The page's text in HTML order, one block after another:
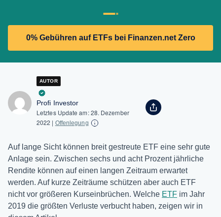
0% Gebühren auf ETFs bei Finanzen.net Zero
AUTOR
Profi Investor
Letztes Update am:28. Dezember
2022 | Offenlegung
Auf lange Sicht können breit gestreute ETF eine sehr gute
Anlage sein. Zwischen sechs und acht Prozent jährliche
Rendite können auf einen langen Zeitraum erwartet
werden. Auf kurze Zeiträume schützen aber auch ETF
nicht vor größeren Kurseinbrüchen. Welche ETF im Jahr
2019 die größten Verluste verbucht haben, zeigen wir in